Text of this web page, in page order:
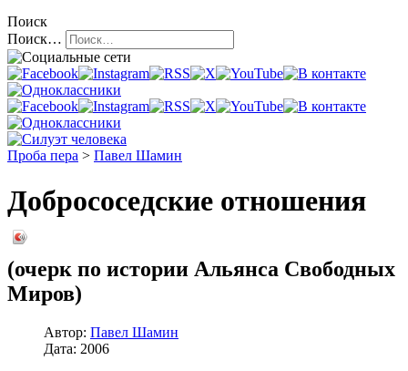
Поиск
Поиск…
Проба пера > Павел Шамин
Добрососедские отношения
(очерк по истории Альянса Свободных
Миров)
Автор: Павел Шамин
Дата: 2006